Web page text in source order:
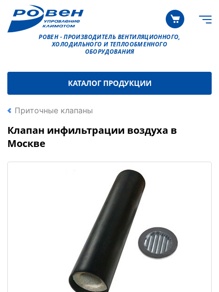
РОВЕН - ПРОИЗВОДИТЕЛЬ ВЕНТИЛЯЦИОННОГО,
ХОЛОДИЛЬНОГО И ТЕПЛООБМЕННОГО
ОБОРУДОВАНИЯ
КАТАЛОГ ПРОДУКЦИИ
Приточные клапаны
Клапан инфильтрации воздуха в
Москве